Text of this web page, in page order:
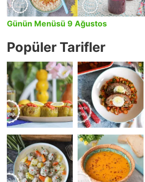
Günün Menüsü 9 Ağustos
Popüler Tarifler